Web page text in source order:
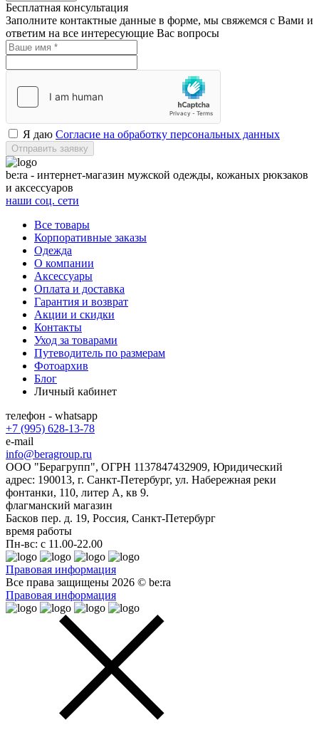
Бесплатная консультация
Заполните контактные данные в форме, мы свяжемся с Вами и
ответим на все интересующие Вас вопросы
Я даю Согласие на обработку персональных данных
Отправить заявку
be:ra - интернет-магазин мужской одежды, кожаных рюкзаков
и аксессуаров
наши соц. сети
Все товары
Корпоративные заказы
Одежда
О компании
Аксессуары
Оплата и доставка
Гарантия и возврат
Акции и скидки
Контакты
Уход за товарами
Путеводитель по размерам
Фотоархив
Блог
Личный кабинет
телефон - whatsapp
+7 (995) 628-13-78
e-mail
info@beragroup.ru
ООО "Берагрупп", ОГРН 1137847432909, Юридический
адрес: 190013, г. Санкт-Петербург, ул. Набережная реки
фонтанки, 110, литер А, кв 9.
флагманский магазин
Басков пер. д. 19, Россия, Санкт-Петербург
время работы
Пн-вс: с 11.00-22.00
Правовая информация
Все права защищены 2026 © be:ra
Правовая информация